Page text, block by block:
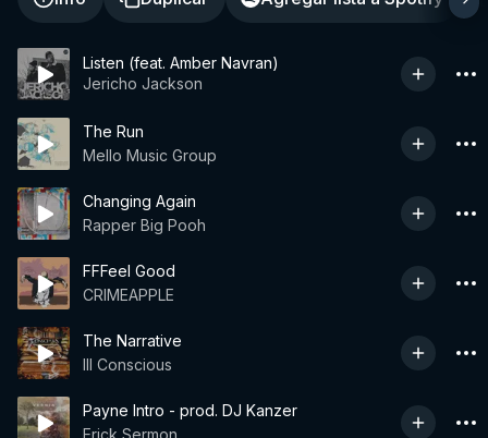
Listen (feat. Amber Navran)
Jericho Jackson
The Run
Mello Music Group
Changing Again
Rapper Big Pooh
FFFeel Good
CRIMEAPPLE
The Narrative
Ill Conscious
Payne Intro - prod. DJ Kanzer
Erick Sermon